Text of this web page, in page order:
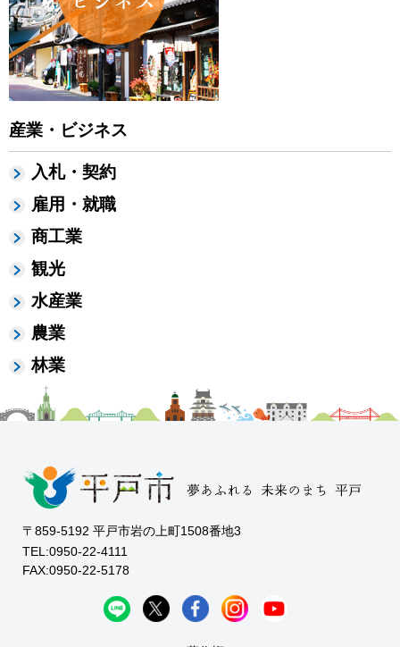
産業・ビジネス
入札・契約
雇用・就職
商工業
観光
水産業
農業
林業
〒859-5192 平戸市岩の上町1508番地3
TEL:0950-22-4111
FAX:0950-22-5178